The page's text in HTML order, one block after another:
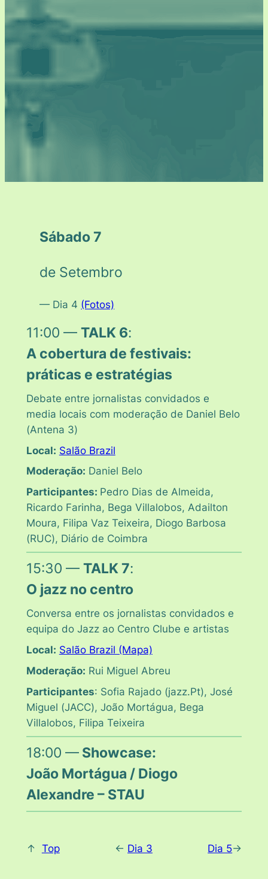
Sábado 7
de Setembro
— Dia 4 (Fotos)
11:00 — TALK 6:
A cobertura de festivais:
práticas e estratégias
Debate entre jornalistas convidados e
media locais com moderação de Daniel Belo
(Antena 3)
Local: Salão Brazil
Moderação: Daniel Belo
Participantes: Pedro Dias de Almeida,
Ricardo Farinha, Bega Villalobos, Adailton
Moura, Filipa Vaz Teixeira, Diogo Barbosa
(RUC), Diário de Coimbra
15:30 — TALK 7:
O jazz no centro
Conversa entre os jornalistas convidados e
equipa do Jazz ao Centro Clube e artistas
Local: Salão Brazil (Mapa)
Moderação: Rui Miguel Abreu
Participantes: Sofia Rajado (jazz.Pt), José
Miguel (JACC), João Mortágua, Bega
Villalobos, Filipa Teixeira
18:00 —Showcase:
João Mortágua / Diogo
Alexandre – STAU
↑ Top <- Dia 3 Dia 5->